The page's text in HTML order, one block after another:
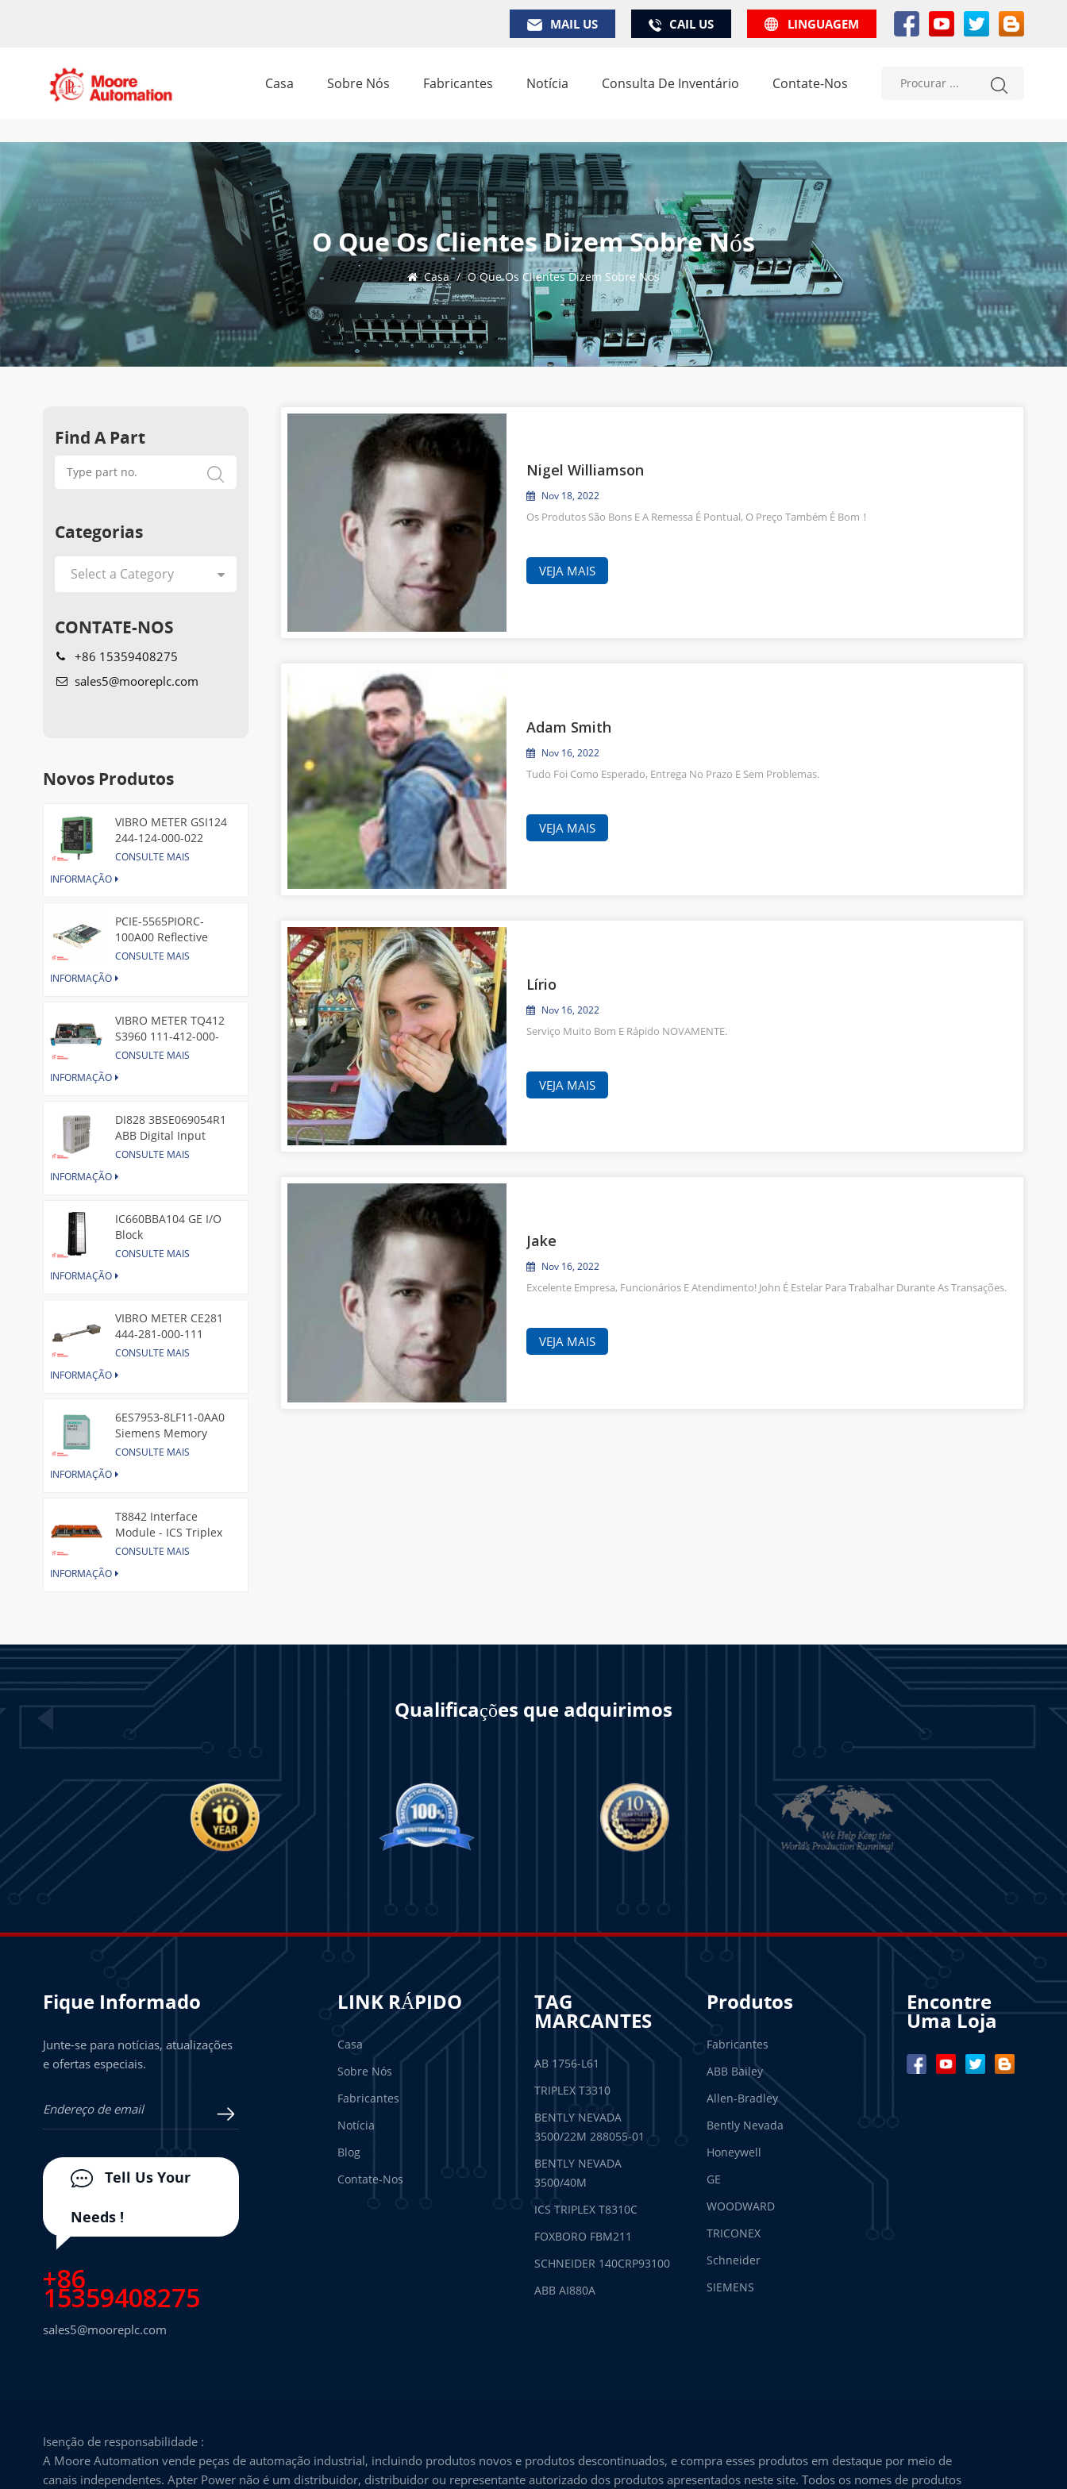
MAIL US CAIL US LINGUAGEM
Casa Sobre Nós Fabricantes Notícia Consulta De Inventário Contate-Nos
O Que Os Clientes Dizem Sobre Nós
Casa / O Que Os Clientes Dizem Sobre Nós
Nigel Williamson
Nov 18, 2022
Os Produtos São Bons E A Remessa É Pontual, O Preço Também É Bom！
VEJA MAIS
Adam Smith
Nov 16, 2022
Tudo Foi Como Esperado, Entrega No Prazo E Sem Problemas.
VEJA MAIS
Lírio
Nov 16, 2022
Serviço Muito Bom E Rápido NOVAMENTE.
VEJA MAIS
Jake
Nov 16, 2022
Excelente Empresa, Funcionários E Atendimento! John É Estelar Para Trabalhar Durante As Transações.
VEJA MAIS
Find A Part
Categorias
CONTATE-NOS
+86 15359408275
sales5@mooreplc.com
Novos Produtos
VIBRO METER GSI124
244-124-000-022
Piezoelectric Pressure
CONSULTE MAIS
INFORMAÇÃO
PCIE-5565PIORC-
100A00 Reflective
Memory PCI Express
CONSULTE MAIS
INFORMAÇÃO
VIBRO METER TQ412
S3960 111-412-000-
013 Reverse Mount
CONSULTE MAIS
INFORMAÇÃO
DI828 3BSE069054R1
ABB Digital Input
Module
CONSULTE MAIS
INFORMAÇÃO
IC660BBA104 GE I/O
Block
CONSULTE MAIS
INFORMAÇÃO
VIBRO METER CE281
444-281-000-111
Piezoelectric Pressure
CONSULTE MAIS
INFORMAÇÃO
6ES7953-8LF11-0AA0
Siemens Memory
Card
CONSULTE MAIS
INFORMAÇÃO
T8842 Interface
Module - ICS Triplex
CONSULTE MAIS
INFORMAÇÃO
Qualificações que adquirimos
Fique Informado
Junte-se para notícias, atualizações
e ofertas especiais.
Tell Us Your
Needs !
+86
15359408275
sales5@mooreplc.com
LINK RÁPIDO
Casa
Sobre Nós
Fabricantes
Notícia
Blog
Contate-Nos
TAG
MARCANTES
AB 1756-L61
TRIPLEX T3310
BENTLY NEVADA
3500/22M 288055-01
BENTLY NEVADA
3500/40M
ICS TRIPLEX T8310C
FOXBORO FBM211
SCHNEIDER 140CRP93100
ABB AI880A
Produtos
Fabricantes
ABB Bailey
Allen-Bradley
Bently Nevada
Honeywell
GE
WOODWARD
TRICONEX
Schneider
SIEMENS
Encontre
Uma Loja
Isenção de responsabilidade :
A Moore Automation vende peças de automação industrial, incluindo produtos novos e produtos descontinuados, e compra esses produtos em destaque por meio de
canais independentes. Apter Power não é um distribuidor, distribuidor ou representante autorizado dos produtos apresentados neste site. Todos os nomes de produtos